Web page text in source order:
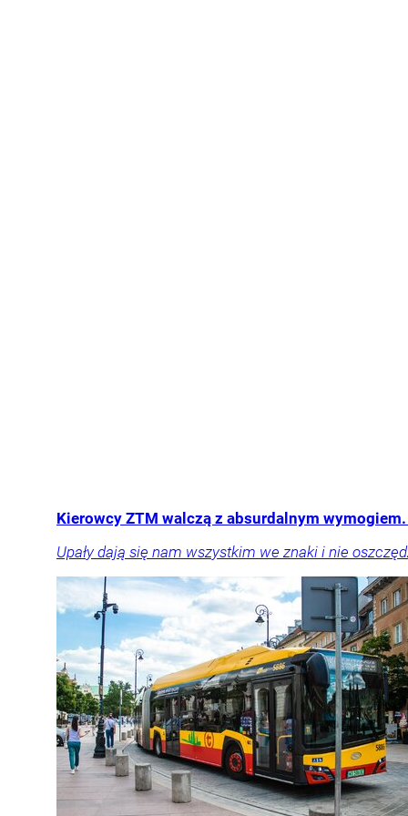
Kierowcy ZTM walczą z absurdalnym
Upały dają się nam wszystkim we znaki i nie